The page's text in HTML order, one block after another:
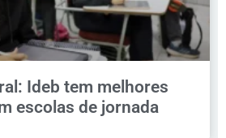
Ideb tem melhores
escolas de jornada